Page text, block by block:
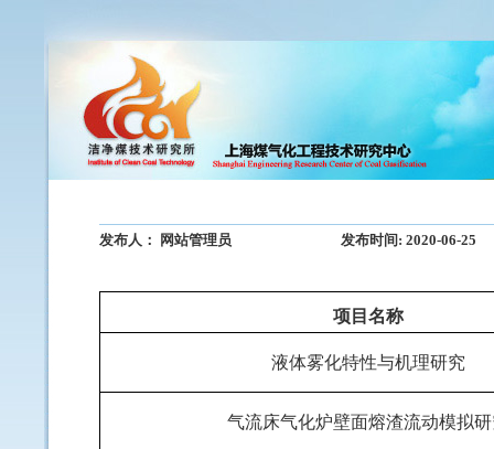
发布人： 网站管理员 发布时间: 2020-06-25
项目名称
液体雾化特性与机理研究
气流床气化炉壁面熔渣流动模拟